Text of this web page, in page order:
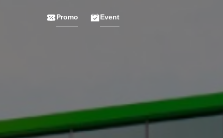
Promo Event